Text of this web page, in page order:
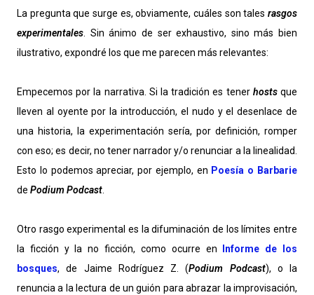
La pregunta que surge es, obviamente, cuáles son tales rasgos
experimentales. Sin ánimo de ser exhaustivo, sino más bien
ilustrativo, expondré los que me parecen más relevantes:
Empecemos por la narrativa. Si la tradición es tener hostsque
lleven al oyente por la introducción, el nudo y el desenlace de
una historia, la experimentación sería, por definición, romper
con eso; es decir, no tener narrador y/o renunciar a la linealidad.
Esto lo podemos apreciar, por ejemplo, en Poesía o Barbarie
de Podium Podcast.
Otro rasgo experimental es la difuminación de los límites entre
la ficción y la no ficción, como ocurre en
Informe de los
bosques, de Jaime Rodríguez Z. (Podium Podcast), o la
renuncia a la lectura de un guión para abrazar la improvisación,